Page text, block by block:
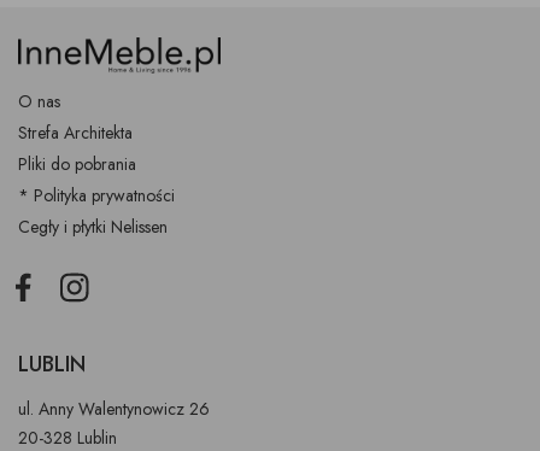
O nas
Strefa Architekta
Pliki do pobrania
* Polityka prywatności
Cegły i płytki Nelissen
FacebookInstagram
LUBLIN
ul. Anny Walentynowicz 26
20-328 Lublin